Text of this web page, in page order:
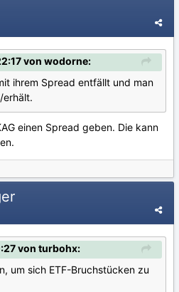
von wodorne:
ihrem Spread entfällt und man
erhält.
einen Spread geben. Die kann
von turbohx:
um sich ETF-Bruchstücken zu